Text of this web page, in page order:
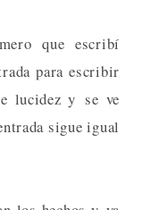
que escribí
para escribir
lucidez y se ve
sigue igual